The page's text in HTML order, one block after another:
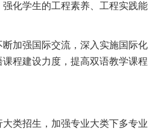
化学生的工程素养、工程实践能
加强国际交流，深入实施国际化
程建设力度，提高双语教学课程
大类招生，加强专业大类下多专业